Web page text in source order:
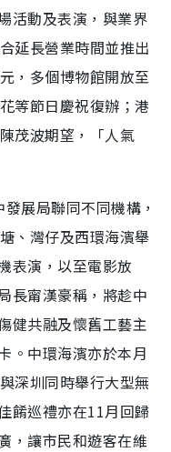
活動及表演，與業界
延長營業時間並推出
，多個博物館開放至
等節日慶祝復辦；港
茂波期望，「人氣
展局聯同不同機構，
、灣仔及西環海濱舉
表演，以至電影放
長甯漢豪稱，將趁中
健共融及懷舊工藝主
。中環海濱亦於本月
深圳同時舉行大型無
餚巡禮亦在11月回歸
，讓市民和遊客在維